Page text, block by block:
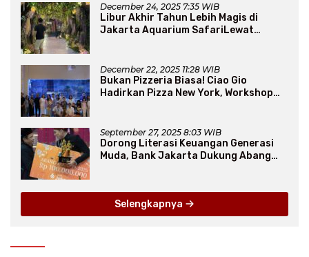
December 24, 2025 7:35 WIB
Libur Akhir Tahun Lebih Magis di
Jakarta Aquarium SafariLewat
December 22, 2025 11:28 WIB
Bukan Pizzeria Biasa! Ciao Gio
Hadirkan Pizza New York, Workshop
September 27, 2025 8:03 WIB
Dorong Literasi Keuangan Generasi
Muda, Bank Jakarta Dukung Abang
Selengkapnya